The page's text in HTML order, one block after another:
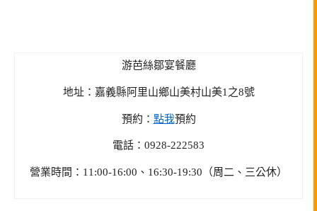
游芭絲鄒宴餐廳
地址：嘉義縣阿里山鄉山美村山美1之8號
預約： 點我預約
電話：0928-222583
營業時間：11:00-16:00、16:30-19:30（周二、三公休）